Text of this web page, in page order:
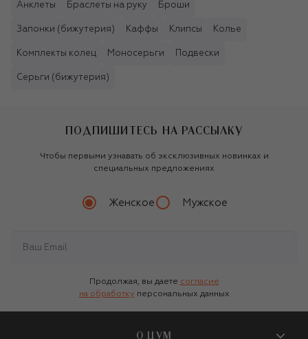
Анклеты Браслеты на руку Броши
Запонки (бижутерия) Каффы Клипсы Колье
Комплекты колец Моносерьги Подвески
Серьги (бижутерия)
ПОДПИШИТЕСЬ НА РАССЫЛКУ
Чтобы первыми узнавать об эксклюзивных новинках и
специальных предложениях
Женское Мужское
Продолжая, вы даете согласие
на обработку персональных данных
О ЦУМ